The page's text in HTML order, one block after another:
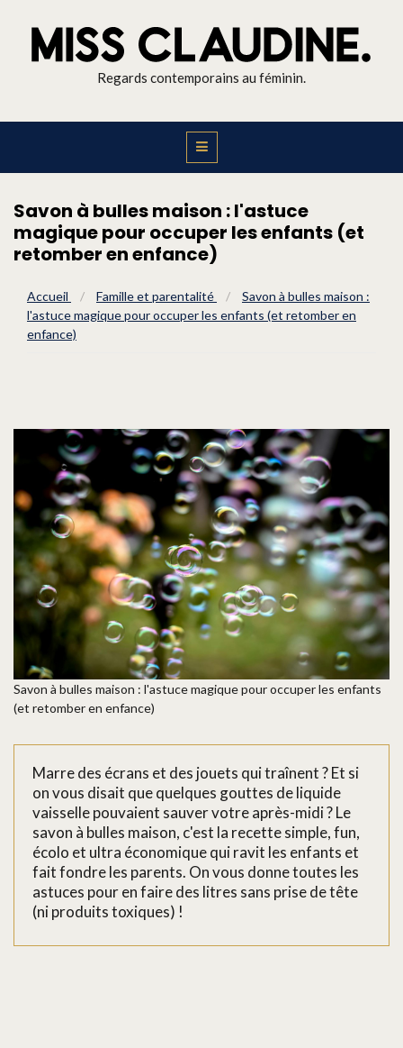
Regards contemporains au féminin.
Savon à bulles maison : l'astuce
magique pour occuper les enfants (et
retomber en enfance)
Accueil / Famille et parentalité /
Savon à bulles maison :
l'astuce magique pour occuper les enfants (et retomber en
enfance)
Savon à bulles maison : l'astuce magique pour occuper les enfants
(et retomber en enfance)
Marre des écrans et des jouets qui traînent ? Et si
on vous disait que quelques gouttes de liquide
vaisselle pouvaient sauver votre après-midi ? Le
savon à bulles maison, c'est la recette simple, fun,
écolo et ultra économique qui ravit les enfants et
fait fondre les parents. On vous donne toutes les
astuces pour en faire des litres sans prise de tête
(ni produits toxiques) !